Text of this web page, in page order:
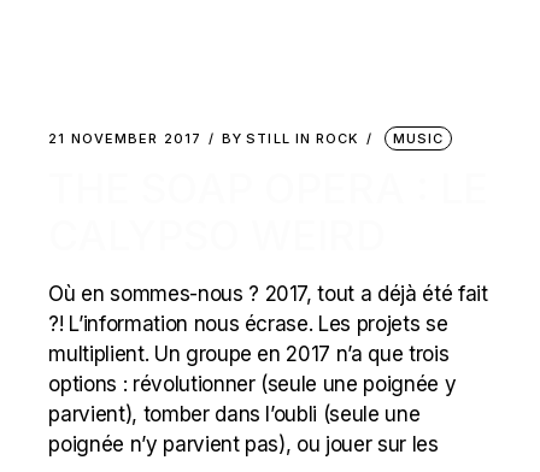
21 NOVEMBER 2017 BY STILL IN ROCK MUSIC
Où en sommes-nous ? 2017, tout a déjà été fait
?! L’information nous écrase. Les projets se
multiplient. Un groupe en 2017 n’a que trois
options : révolutionner (seule une poignée y
parvient), tomber dans l’oubli (seule une
poignée n’y parvient pas), ou jouer sur les